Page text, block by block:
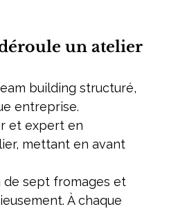
un atelier
building structuré,
entreprise.
et expert en
mettant en avant
de sept fromages et
À chaque